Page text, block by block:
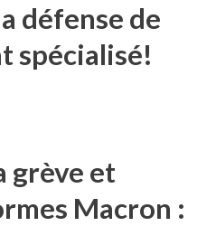
défense de
spécialisé!
grève et
Macron :